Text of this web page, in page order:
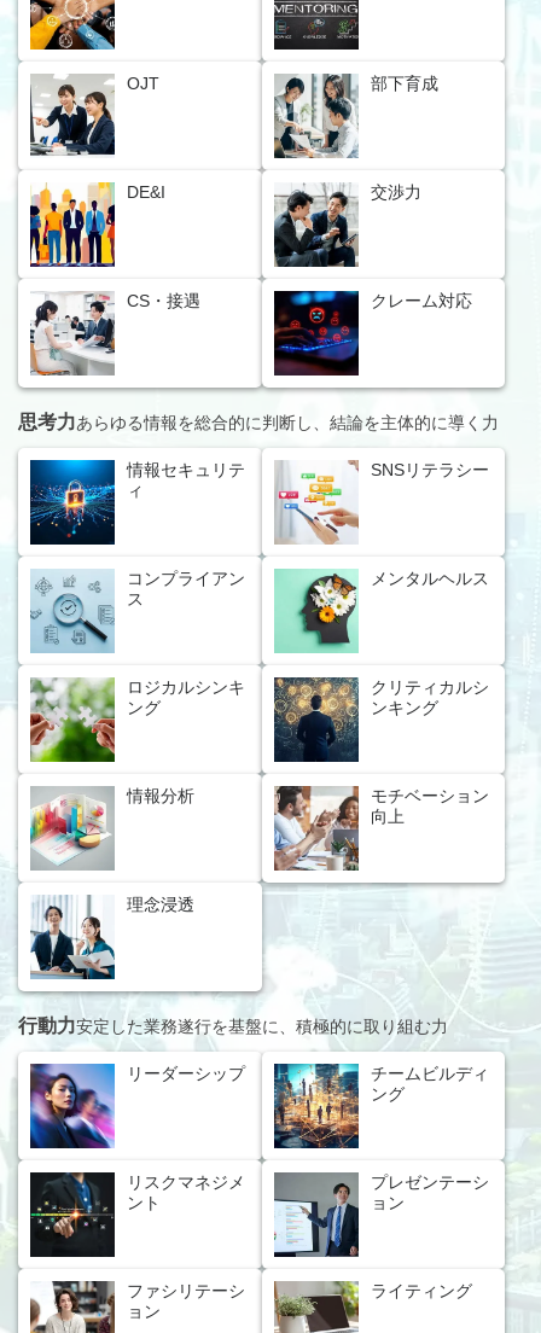
OJT 部下育成
DE&I 交渉力
CS・接遇 クレーム対応
思考力あらゆる情報を総合的に判断し、結論を主体的に導く力
情報セキュリテ
ィ
SNSリテラシー
コンプライアン
ス
メンタルヘルス
ロジカルシンキ
ング
クリティカルシ
ンキング
情報分析
モチベーション
向上
理念浸透
行動力安定した業務遂行を基盤に、積極的に取り組む力
リーダーシップ
チームビルディ
ング
リスクマネジメ
ント
プレゼンテーシ
ョン
ファシリテーシ
ョン
ライティング